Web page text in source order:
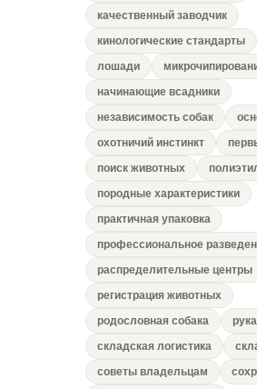
качественный заводчик
кинологические стандарты
лошади
начинающие всадники
независимость собак
охотничий инстинкт
поиск животных
породные характеристики
практичная упаковка
профессиональное
распределительные центры
регистрация животных
родословная собака
складская логистика
советы владельцам